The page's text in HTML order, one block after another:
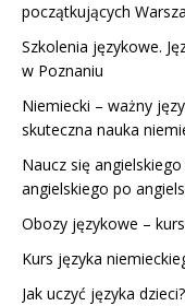
początkujących
Szkolenia językowe.
w Poznaniu
Niemiecki – ważny
skuteczna nauka
Naucz się
angielskiego po
Obozy językowe –
Kurs języka
Jak uczyć języka